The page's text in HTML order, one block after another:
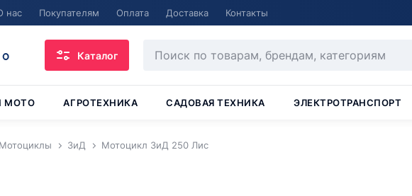
нас Покупателям Оплата Доставка Контакты
Каталог
МОТО АГРОТЕХНИКА САДОВАЯ ТЕХНИКА ЭЛЕКТРОТРАНСПОРТ
Мотоциклы ЗиД Мотоцикл ЗиД 250 Лис